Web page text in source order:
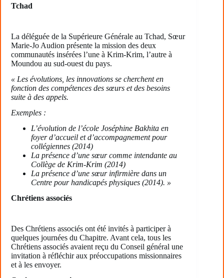
Tchad
La déléguée de la Supérieure Générale au Tchad, Sœur
Marie-Jo Audion présente la mission des deux
communautés insérées l’une à Krim-Krim, l’autre à
Moundou au sud-ouest du pays.
« Les évolutions, les innovations se cherchent en
fonction des compétences des sœurs et des besoins
suite à des appels.
Exemples :
L’évolution de l’école Joséphine Bakhita en
foyer d’accueil et d’accompagnement pour
collégiennes (2014)
La présence d’une sœur comme intendante au
Collège de Krim-Krim (2014)
La présence d’une sœur infirmière dans un
Centre pour handicapés physiques (2014). »
Chrétiens associés
Des Chrétiens associés ont été invités à participer à
quelques journées du Chapitre. Avant cela, tous les
Chrétiens associés avaient reçu du Conseil général une
invitation à réfléchir aux préoccupations missionnaires
et à les envoyer.